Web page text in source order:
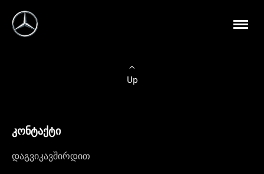
Up
კონტაქტი
დაგვიკავშირდით